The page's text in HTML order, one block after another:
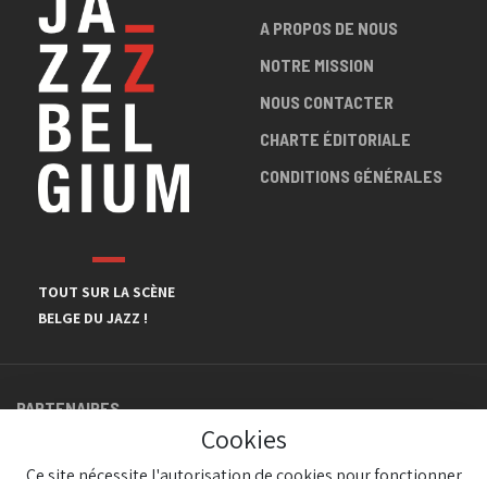
TOUT SUR LA SCÈNE
BELGE DU JAZZ !
A PROPOS DE NOUS
NOTRE MISSION
NOUS CONTACTER
CHARTE ÉDITORIALE
CONDITIONS GÉNÉRALES
PARTENAIRES
Cookies